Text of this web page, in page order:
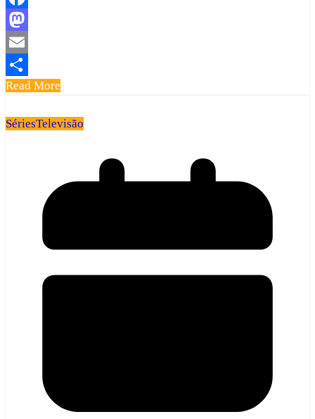
Facebook
Mastodon
Email
Share
Read More
SériesTelevisão